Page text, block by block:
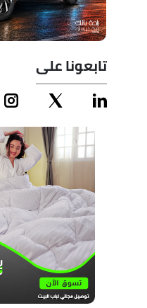
تابعونا على